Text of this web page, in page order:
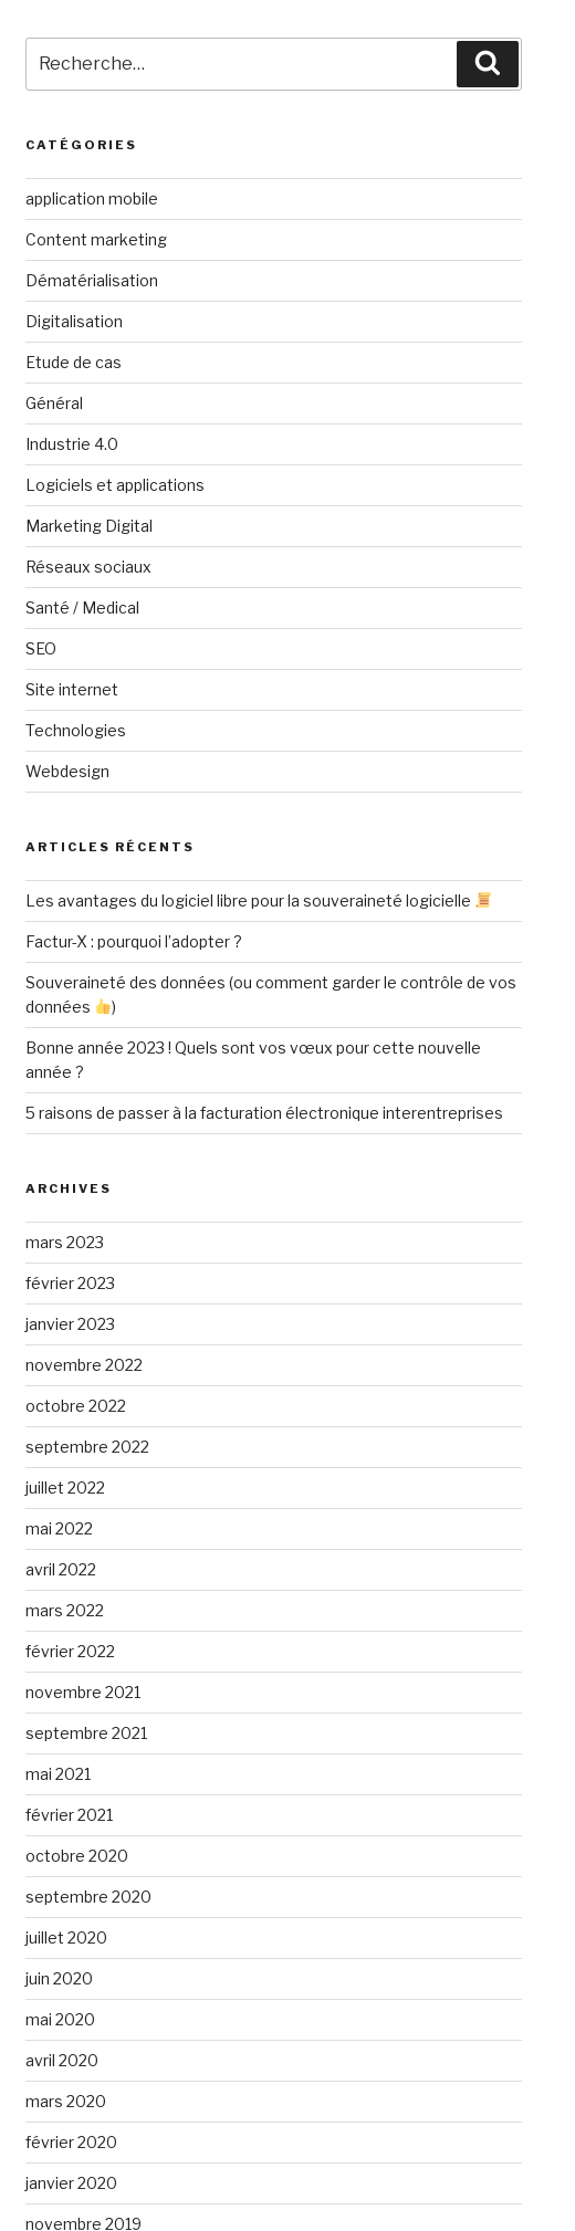
pour
:
CATÉGORIES
application mobile
Content marketing
Dématérialisation
Digitalisation
Etude de cas
Général
Industrie 4.0
Logiciels et applications
Marketing Digital
Réseaux sociaux
Santé / Medical
SEO
Site internet
Technologies
Webdesign
ARTICLES RÉCENTS
Les avantages du logiciel libre pour la souveraineté logicielle
Factur-X : pourquoi l’adopter ?
Souveraineté des données (ou comment garder le contrôle de vos
données
)
Bonne année 2023 ! Quels sont vos vœux pour cette nouvelle
année ?
5 raisons de passer à la facturation électronique interentreprises
ARCHIVES
mars 2023
février 2023
janvier 2023
novembre 2022
octobre 2022
septembre 2022
juillet 2022
mai 2022
avril 2022
mars 2022
février 2022
novembre 2021
septembre 2021
mai 2021
février 2021
octobre 2020
septembre 2020
juillet 2020
juin 2020
mai 2020
avril 2020
mars 2020
février 2020
janvier 2020
novembre 2019